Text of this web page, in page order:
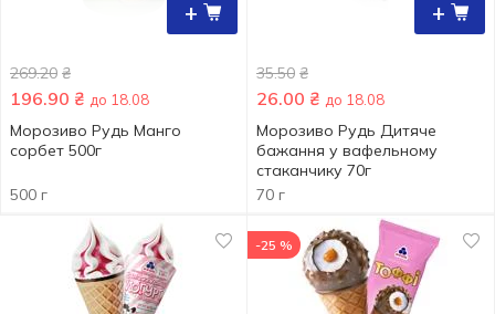
+
269.20 ₴
196.90 ₴ до 18.08
Морозиво Рудь Манго
сорбет 500г
500 г
+
35.50 ₴
26.00 ₴ до 18.08
Морозиво Рудь Дитяче
бажання у вафельному
стаканчику 70г
70 г
-25 %